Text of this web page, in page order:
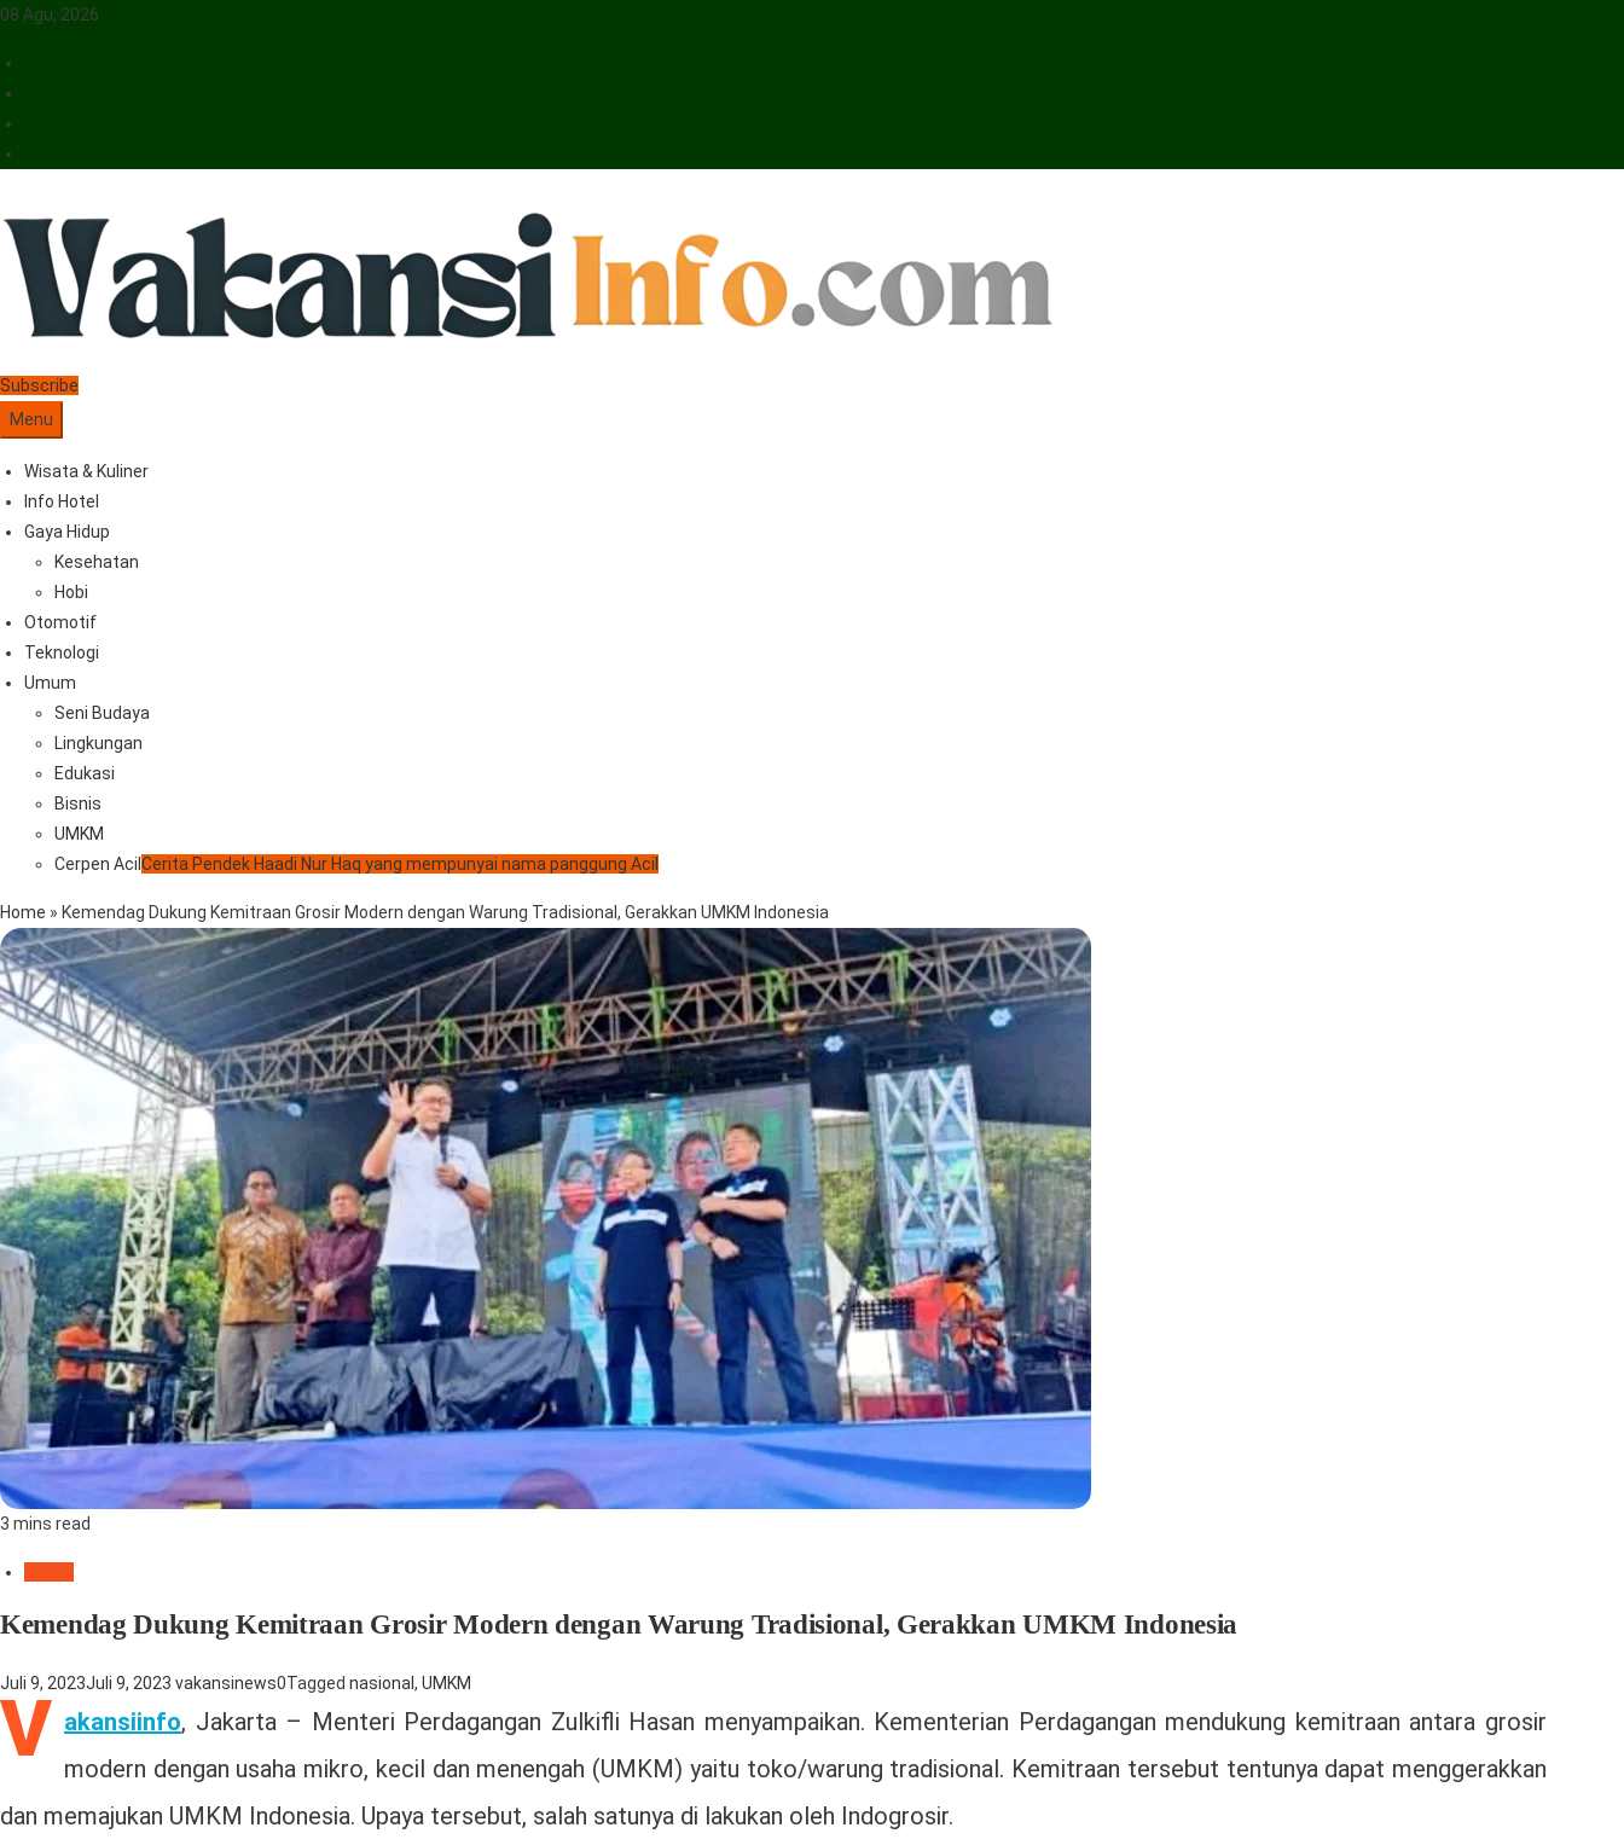
08 Agu, 2026
Vakansiinfo
Menyajikan Berita Serta Informasi Seputar Pariwisata Dan Hotel
Subscribe
Menu
Wisata & Kuliner
Info Hotel
Gaya Hidup
Kesehatan
Hobi
Otomotif
Teknologi
Umum
Seni Budaya
Lingkungan
Edukasi
Bisnis
UMKM
Cerpen Acil Cerita Pendek Haadi Nur Haq yang mempunyai nama panggung Acil
Home » Kemendag Dukung Kemitraan Grosir Modern dengan Warung Tradisional, Gerakkan UMKM Indonesia
3 mins read
Kemendag Dukung Kemitraan Grosir Modern dengan Warung Tradisional, Gerakkan UMKM Indonesia
Juli 9, 2023Juli 9, 2023 vakansinews0Tagged nasional , UMKM
V akansiinfo, Jakarta – Menteri Perdagangan Zulkifli Hasan menyampaikan. Kementerian Perdagangan mendukung kemitraan antara grosir
modern dengan usaha mikro, kecil dan menengah (UMKM) yaitu toko/warung tradisional. Kemitraan tersebut tentunya dapat menggerakkan
dan memajukan UMKM Indonesia. Upaya tersebut, salah satunya di lakukan oleh Indogrosir.